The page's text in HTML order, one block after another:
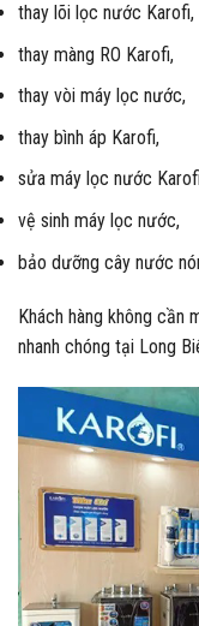
thay lõi lọc nước Karofi,
thay màng RO Karofi,
thay vòi máy lọc nước,
thay bình áp Karofi,
sửa máy lọc nước
vệ sinh máy lọc nước,
bảo dưỡng cây nước
Khách hàng không cần
nhanh chóng tại Long